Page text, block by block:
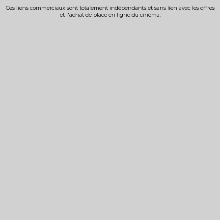
Ces liens commerciaux sont totalement indépendants et sans lien avec les offres
et l'achat de place en ligne du cinéma.